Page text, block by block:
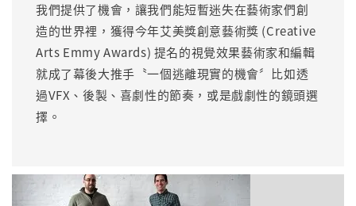
我們提供了機會，讓我們能短暫迷失在藝術家們創
造的世界裡，獲得今年艾美獎創意藝術獎 (Creative
Arts Emmy Awards) 提名的視覺效果藝術家和編輯
就成了幕後大推手〝一個逃離現實的機會〞比如透
過VFX、後製、喜劇性的節奏，或是戲劇性的鏡頭選
擇。